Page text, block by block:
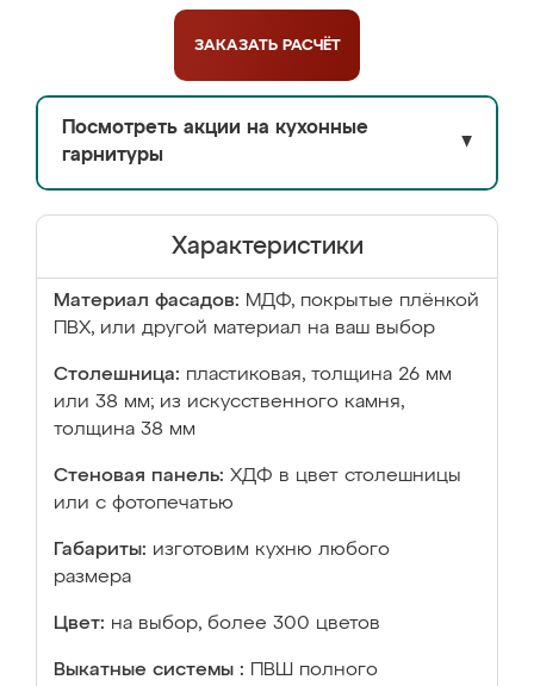
ЗАКАЗАТЬ РАСЧЁТ
Посмотреть акции на кухонные
гарнитуры
▼
Характеристики
Материал фасадов: МДФ, покрытые плёнкой
ПВХ, или другой материал на ваш выбор
Столешница: пластиковая, толщина 26 мм
или 38 мм; из искусственного камня,
толщина 38 мм
Стеновая панель: ХДФ в цвет столешницы
или с фотопечатью
Габариты: изготовим кухню любого
размера
Цвет: на выбор, более 300 цветов
Выкатные системы :
ПВШ полного